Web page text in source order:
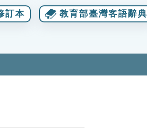
訂本 教育部臺灣客語辭典